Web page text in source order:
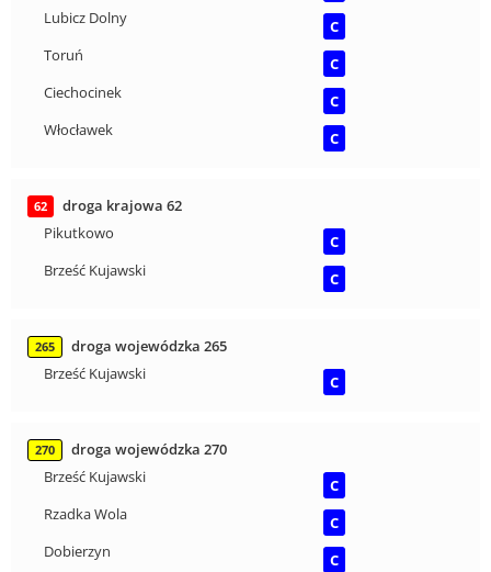
Lubicz Dolny
C
Toruń
C
Ciechocinek
C
Włocławek
C
62
droga krajowa 62
Pikutkowo
C
Brześć Kujawski
C
265
droga wojewódzka 265
Brześć Kujawski
C
270
droga wojewódzka 270
Brześć Kujawski
C
Rzadka Wola
C
Dobierzyn
C